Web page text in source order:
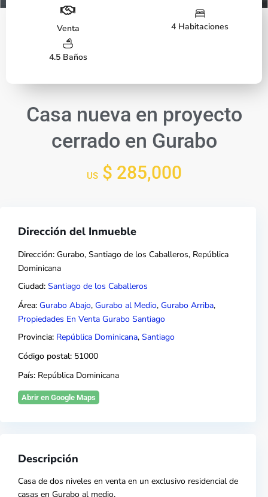
Venta 4 Habitaciones
4.5 Baños
Casa nueva en proyecto
cerrado en Gurabo
US$ 285,000
Dirección del Inmueble
Dirección: Gurabo, Santiago de los Caballeros, República
Dominicana
Ciudad: Santiago de los Caballeros
Área: Gurabo Abajo, Gurabo al Medio, Gurabo Arriba,
Propiedades En Venta Gurabo Santiago
Provincia: República Dominicana, Santiago
Código postal: 51000
País: República Dominicana
Abrir en Google Maps
Descripción
Casa de dos niveles en venta en un exclusivo residencial de
casas en Gurabo al medio.